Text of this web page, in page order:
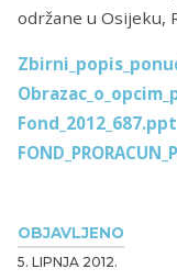
OBJAVLJENO
5. LIPNJA 2012.
održane u Osijeku,
Fond_2012_687.ppt